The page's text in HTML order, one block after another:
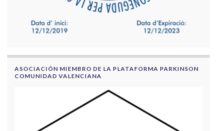
ASOCIACIÓN MIEMBRO DE LA PLATAFORMA PARKINSON
COMUNIDAD VALENCIANA